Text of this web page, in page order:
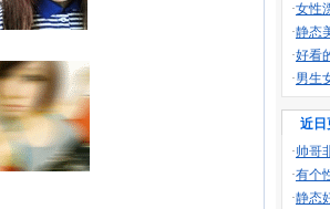
·女性
·静态
·好看
·男生
近日
·帅哥
·有个
·静态